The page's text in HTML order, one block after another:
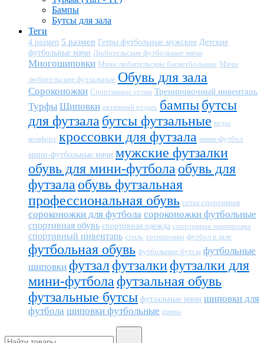
Бампы
Бутсы для зала
Теги
4 размер 5 размер Гетры футбольные мужские Детские
футбольные мячи Любительские футбольные мячи
Многошиповки Мячи любительские баскетбольные Мячи
любительские футзальные Обувь для зала
Сороконожки Спортивные сетки Тренировочный инвентарь
Турфы Шиповки активный отдых бампыбутсы
для футзала бутсы футзальные кеды
комфорт кроссовки для футзала мини-футбол
мини-футбольные мячи мужские футзалки
обувь для мини-футбола обувь для
футзала обувь футзальная
профессиональная обувь сетка спортивная
сороконожки для футбола сороконожки футбольные
спортивная обувь спортивная одежда спортивная экипировка
спортивный инвентарь стиль тренировки футбол в зале
футбольная обувь футбольные бутсы футбольные
шиповки футзалфутзалкифутзалки для
мини-футбола футзальная обувь
футзальные бутсы футзальные мячи шиповки для
футбола шиповки футбольные шипы